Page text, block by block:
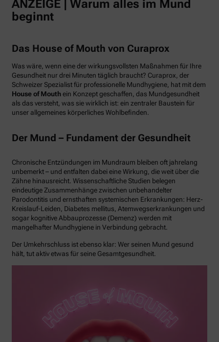
ANZEIGE | Warum alles im Mund
beginnt
Das House of Mouth von Curaprox
Was wäre, wenn eine der wirkungsvollsten Maßnahmen für Ihre
Gesundheit nur drei Minuten täglich braucht? Curaprox, der
Schweizer Spezialist für professionelle Mundhygiene, hat mit dem
House of Mouthein Konzept geschaffen, das Mundgesundheit
als das versteht, was sie wirklich ist: ein zentraler Baustein für
unser allgemeines körperliches Wohlbefinden.
Der Mund – Fundament der Gesundheit
Chronische Entzündungen im Mundraum bleiben oft jahrelang
unbemerkt – und entfalten dabei eine Wirkung, die weit über die
Zähne hinausreicht. Wissenschaftliche Studien belegen
eindeutige Zusammenhänge zwischen unbehandelter
Parodontitis und ernsthaften systemischen Erkrankungen: Herz-
Kreislauf-Leiden, Diabetes mellitus, Atemwegserkrankungen und
sogar kognitive Abbauprozesse (Demenz) werden mit
mangelhafter Mundhygiene in Verbindung gebracht.
Der Umkehrschluss ist ebenso klar: Wer seinen Mund gesund
hält, tut aktiv etwas für seine Gesamtgesundheit.